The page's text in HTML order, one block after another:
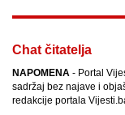
Chat čitatelja
NAPOMENA - Portal
sadržaj bez najave i
redakcije portala